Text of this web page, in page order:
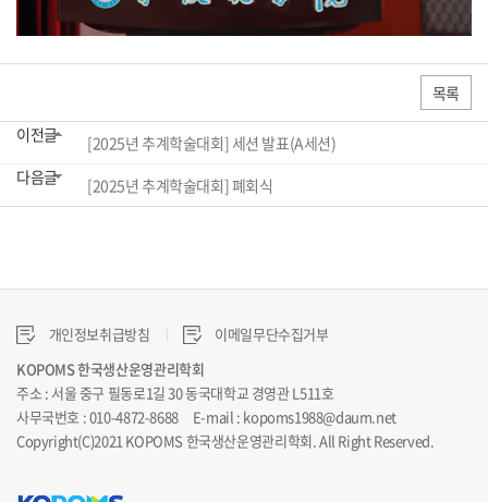
목록
이전글
[2025년 추계학술대회] 세션 발표(A세션)
다음글
[2025년 추계학술대회] 폐회식
개인정보취급방침
이메일무단수집거부
KOPOMS 한국생산운영관리학회
주소 : 서울 중구 필동로1길 30 동국대학교 경영관 L511호
사무국번호 : 010-4872-8688 E-mail : kopoms1988@daum.net
Copyright(C)2021 KOPOMS 한국생산운영관리학회. All Right Reserved.